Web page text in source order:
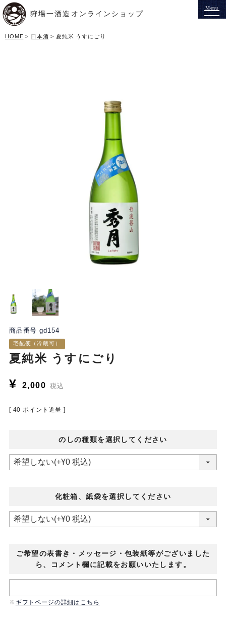
狩場一酒造オンラインショップ
HOME 日本酒 夏純米 うすにごり
商品番号 gd154
宅配便（冷蔵可）
夏純米 うすにごり
¥ 2,000 税込
[ 40 ポイント進呈 ]
のしの種類を選択してください
化粧箱、紙袋を選択してください
ご希望の表書き・メッセージ・包装紙等がございました
ら、コメント欄に記載をお願いいたします。
ギフトページの詳細はこちら